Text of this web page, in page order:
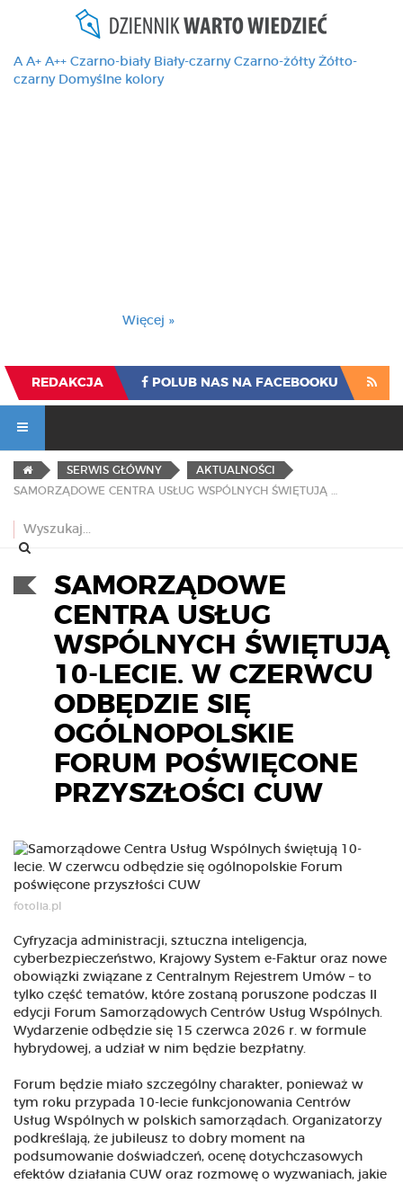
A A+ A++ Czarno-biały Biały-czarny Czarno-żółty Żółto-
czarny Domyślne kolory
Więcej »
REDAKCJA POLUB NAS NA FACEBOOKU
SERWIS GŁÓWNY
AKTUALNOŚCI
SAMORZĄDOWE
CENTRA USŁUG
WSPÓLNYCH ŚWIĘTUJĄ
10-LECIE. W CZERWCU
ODBĘDZIE SIĘ
OGÓLNOPOLSKIE
FORUM POŚWIĘCONE
PRZYSZŁOŚCI CUW
fotolia.pl
Cyfryzacja administracji, sztuczna inteligencja,
cyberbezpieczeństwo, Krajowy System e-Faktur oraz nowe
obowiązki związane z Centralnym Rejestrem Umów – to
tylko część tematów, które zostaną poruszone podczas II
edycji Forum Samorządowych Centrów Usług Wspólnych.
Wydarzenie odbędzie się 15 czerwca 2026 r. w formule
hybrydowej, a udział w nim będzie bezpłatny.
Forum będzie miało szczególny charakter, ponieważ w
tym roku przypada 10-lecie funkcjonowania Centrów
Usług Wspólnych w polskich samorządach. Organizatorzy
podkreślają, że jubileusz to dobry moment na
podsumowanie doświadczeń, ocenę dotychczasowych
efektów działania CUW oraz rozmowę o wyzwaniach, jakie